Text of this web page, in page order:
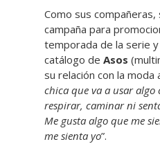
Como sus
campaña para
temporada de la serie y
catálogo de Asos
su relación con la moda
chica que va a usar
respirar, caminar ni
Me gusta algo que me
me sienta yo”.